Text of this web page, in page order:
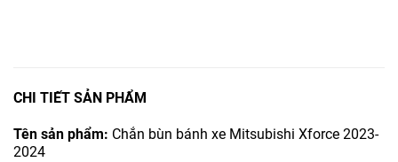
CHI TIẾT SẢN PHẨM
Tên sản phẩm: Chắn bùn bánh xe Mitsubishi Xforce 2023-
2024